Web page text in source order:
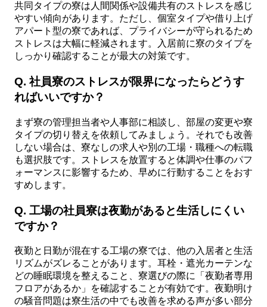
共同タイプの寮は人間関係や設備共有のストレスを感じ
やすい傾向があります。ただし、個室タイプや借り上げ
アパート型の寮であれば、プライバシーが守られるため
ストレスは大幅に軽減されます。入居前に寮のタイプを
しっかり確認することが最大の対策です。
Q. 社員寮のストレスが限界になったらどうす
ればいいですか？
まず寮の管理担当者や人事部に相談し、部屋の変更や寮
タイプの切り替えを依頼してみましょう。それでも改善
しない場合は、寮なしの求人や別の工場・職種への転職
も選択肢です。ストレスを放置すると体調や仕事のパフ
ォーマンスに影響するため、早めに行動することをおす
すめします。
Q. 工場の社員寮は夜勤があると生活しにくい
ですか？
夜勤と日勤が混在する工場の寮では、他の入居者と生活
リズムがズレることがあります。耳栓・遮光カーテンな
どの睡眠環境を整えること、寮選びの際に「夜勤者専用
フロアがあるか」を確認することが有効です。夜勤明け
の騒音問題は寮生活の中でも改善を求める声が多い部分